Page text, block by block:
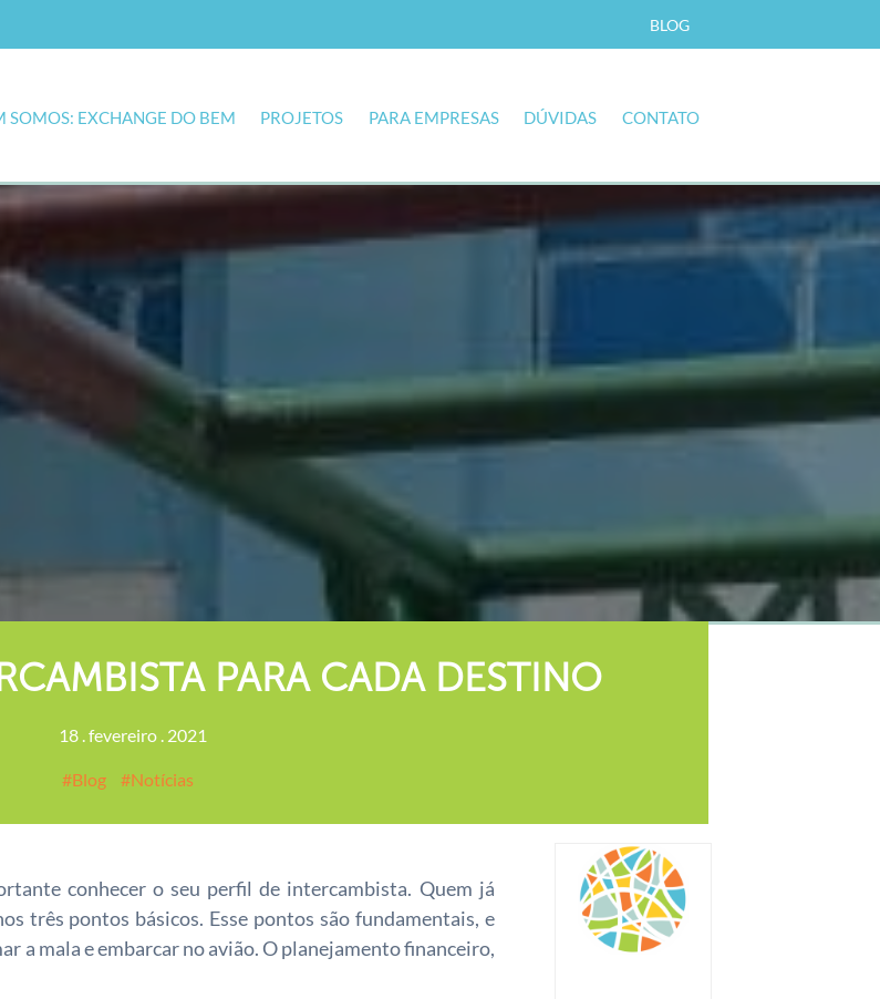
BLOG
SOMOS: EXCHANGE DO BEM PROJETOS PARA EMPRESAS DÚVIDAS CONTATO
PARA CADA DESTINO
18.fevereiro. 2021
Blog Notícias
conhecer o seu perfil de intercambista. Quem já
três pontos básicos. Esse pontos são fundamentais, e
a mala e embarcar no avião. O planejamento financeiro,